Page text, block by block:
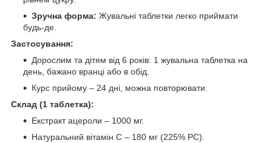
Зручна форма: Жувальні таблетки легко приймати
будь-де.
Застосування:
Дорослим та дітям від 6 років: 1 жувальна таблетка на
день, бажано вранці або в обід.
Курс прийому – 24 дні, можна повторювати.
Склад (1 таблетка):
Екстракт ацероли – 1000 мг.
Натуральний вітамін С – 180 мг (225% РС).